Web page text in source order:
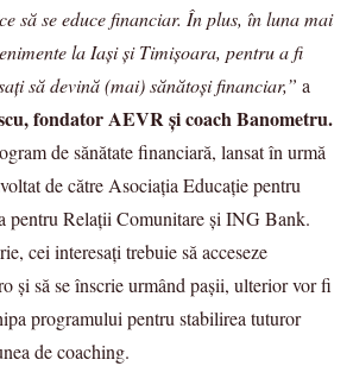
să se educe financiar. În plus, în luna mai
la Iași și Timișoara, pentru a fi
să devină (mai) sănătoși financiar,” a
fondator AEVR și coach Banometru.
de sănătate financiară, lansat în urmă
de către Asociația Educație pentru
pentru Relații Comunitare și ING Bank.
cei interesați trebuie să acceseze
și să se înscrie urmând pașii, ulterior vor fi
programului pentru stabilirea tuturor
de coaching.